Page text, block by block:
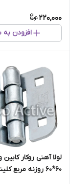
220,000
افزودن به
لولا آهنی
۶۰*۶۰ روزنه مربع